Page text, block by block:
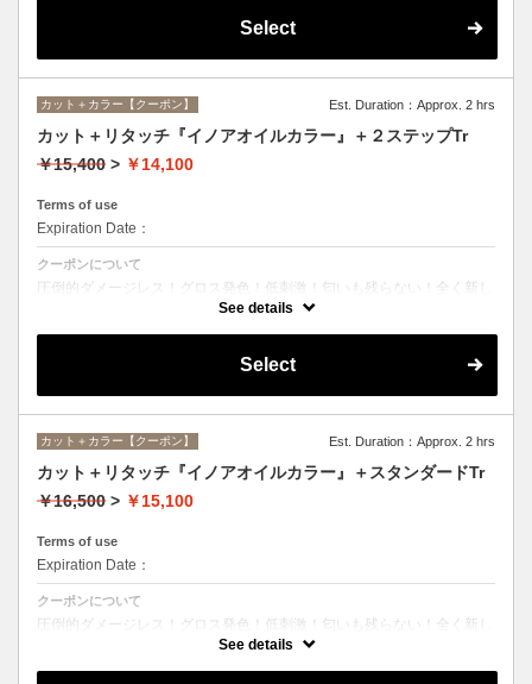
Select
カット＋カラー【クーポン】 Est. Duration：Approx. 2 hrs
カット＋リタッチ『イノアオイルカラー』＋２ステップTr
￥15,400 > ￥14,100
Terms of use
Expiration Date：
クーポンについて
圧倒的ダメージレス！グロス発色！低刺激！匂いも残らない！全く新し
い処方のイノアオイルカラーのセットメニュー☆シャンプー、ブロー込
See details
Select
カット＋カラー【クーポン】 Est. Duration：Approx. 2 hrs
カット＋リタッチ『イノアオイルカラー』＋スタンダードTr
￥16,500 > ￥15,100
Terms of use
Expiration Date：
クーポンについて
圧倒的ダメージレス！グロス発色！低刺激！匂いも残らない！全く新し
い処方のイノアオイルカラーのセットメニュー☆シャンプー、ブロー込
See details